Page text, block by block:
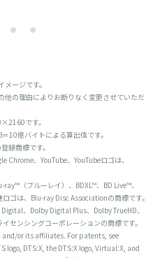
ージです。
の理由によりお断りなく変更させていただ
です。
10億バイトによる算出値です。
録商標です。
、YouTube、YouTubeロゴは、
（ブルーレイ）、BDXL™、BD Live™、
ゴは、Blu-ray Disc Associationの商標です。
、Dolby Digital Plus、Dolby TrueHD、
センシングコーポレーションの商標です。
or its affiliates. For patents, see
DTS:X, the DTS:X logo, Virtual:X, and